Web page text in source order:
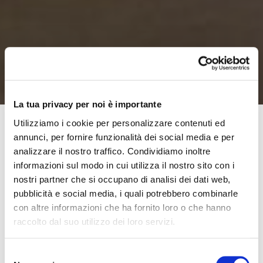
La tua privacy per noi è importante
Utilizziamo i cookie per personalizzare contenuti ed
annunci, per fornire funzionalità dei social media e per
analizzare il nostro traffico. Condividiamo inoltre
informazioni sul modo in cui utilizza il nostro sito con i
nostri partner che si occupano di analisi dei dati web,
pubblicità e social media, i quali potrebbero combinarle
con altre informazioni che ha fornito loro o che hanno
raccolto dal suo utilizzo dei loro servizi.
Moretti SpAconferma anche quest’anno la sua
partecipazione adExposanitàe promette una presenza
ed un calendario di eventi ricco di appuntamenti e novità.
In fiera sarà presente sia con un’ampio stand
integralmente ripensato negli spazi e negli allestimenti
che con un’area esterna adibita esclusivamente alla prova